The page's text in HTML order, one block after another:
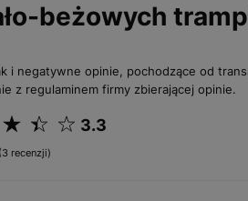
beżowych
i negatywne opinie, pochodzące od
z regulaminem firmy zbierającej opinie.
3.3
(3 recenzji)